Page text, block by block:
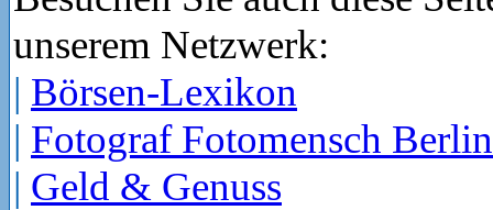
unserem Netzwerk:
| Börsen-Lexikon
| Fotograf Fotomensch Berlin
| Geld & Genuss